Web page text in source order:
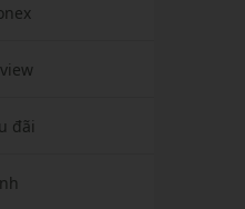
đãi